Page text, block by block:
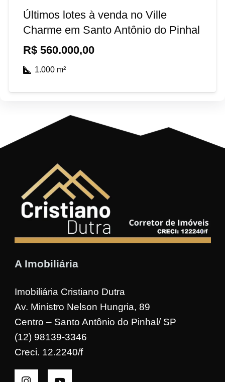
Últimos lotes à venda no Ville
Charme em Santo Antônio do Pinhal
R$560.000,00
1.000m²
A Imobiliária
Imobiliária Cristiano Dutra
Av. Ministro Nelson Hungria, 89
Centro – Santo Antônio do Pinhal/ SP
(12) 98139-3346
Creci. 12.2240/f